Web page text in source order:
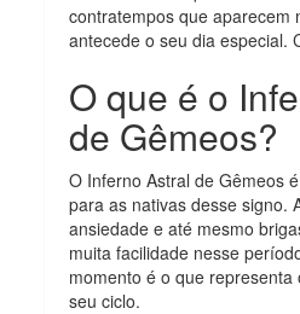
contratempos que aparecem
antecede o seu dia especial.
O que é o
de Gêmeos?
O Inferno Astral de Gêmeos
para as nativas desse signo.
ansiedade e até mesmo
muita facilidade nesse
momento é o que representa
seu ciclo.